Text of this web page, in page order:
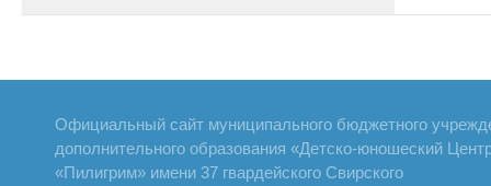
Официальный сайт муниципального бюджетного
дополнительного образования «Детско-юношеский
«Пилигрим» имени 37 гвардейского Свирского